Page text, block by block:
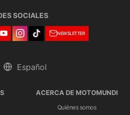
SOCIALES
NEWSLETTER
ACERCA DE MOTOMUNDI
Quiénes somos